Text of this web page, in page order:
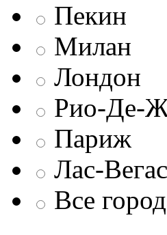
Пекин
Милан
Лондон
Рио-Де-
Париж
Лас-Вегас
Все